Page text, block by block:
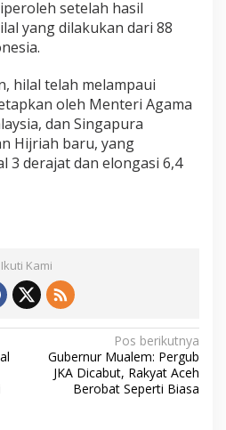
setelah hasil
yang dilakukan dari 88
hilal telah melampaui
oleh Menteri Agama
dan Singapura
Hijriah baru, yang
3 derajat dan elongasi 6,4
Ikuti Kami
Pos berikutnya
Gubernur Mualem: Pergub
JKA Dicabut, Rakyat Aceh
Berobat Seperti Biasa